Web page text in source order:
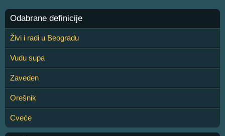
Odabrane definicije
Živi i radi u Beogradu
Vudu supa
Zaveden
Orešnik
Cveće